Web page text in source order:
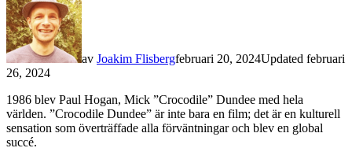
av Joakim Flisbergfebruari 20, 2024Updated februari
26, 2024
1986 blev Paul Hogan, Mick ”Crocodile” Dundee med hela
världen. ”Crocodile Dundee” är inte bara en film; det är en kulturell
sensation som överträffade alla förväntningar och blev en global
succé.